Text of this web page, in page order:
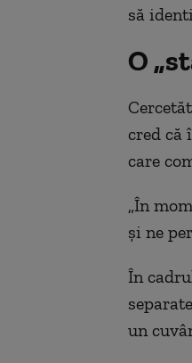
să
O
cred că
care
„În
și ne
În
un